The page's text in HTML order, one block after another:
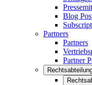
Blog
Partners
Partners
Partner